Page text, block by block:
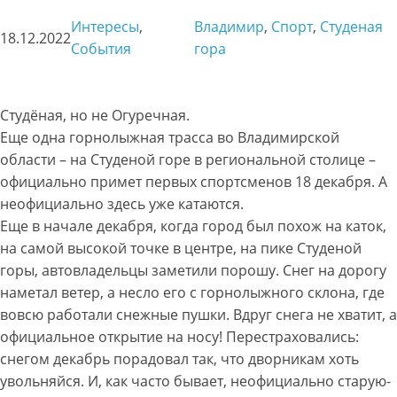
18.12.2022
Интересы
События
Владимир, Спорт, Студеная
гора
Студёная, но не Огуречная.
Еще одна горнолыжная трасса во Владимирской
области – на Студеной горе в региональной столице –
официально примет первых спортсменов 18 декабря. А
неофициально здесь уже катаются.
Еще в начале декабря, когда город был похож на каток,
на самой высокой точке в центре, на пике Студеной
горы, автовладельцы заметили порошу. Снег на дорогу
наметал ветер, а несло его с горнолыжного склона, где
вовсю работали снежные пушки. Вдруг снега не хватит, а
официальное открытие на носу! Перестраховались:
снегом декабрь порадовал так, что дворникам хоть
увольняйся. И, как часто бывает, неофициально старую-